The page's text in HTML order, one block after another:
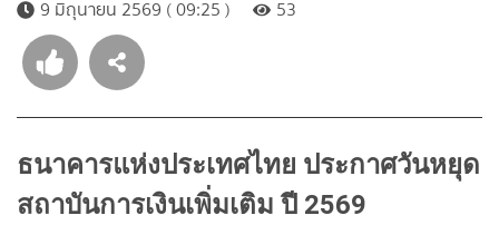
9 มิถุนายน 2569 ( 09:25 )
53
ธนาคารแห่งประเทศไทย ประกาศวันหยุด
สถาบันการเงินเพิ่มเติม ปี 2569